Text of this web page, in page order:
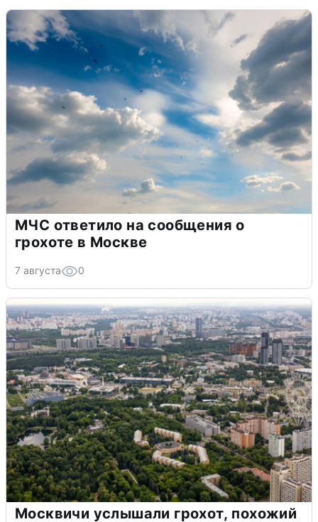
МЧС ответило на сообщения о
грохоте в Москве
7 августа 0
Москвичи услышали грохот, похожий